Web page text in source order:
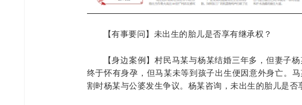
【有事要问】未出生的胎儿是否享有继承权？
【身边案例】村民马某与杨某结婚三年多，但妻子
终于怀有身孕， 但马某未等到孩子出生便因意外身亡。
割时杨某与公婆发生争议。杨某咨询，未出生的胎儿是否